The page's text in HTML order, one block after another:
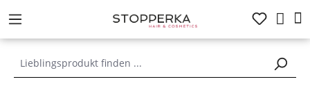
springen